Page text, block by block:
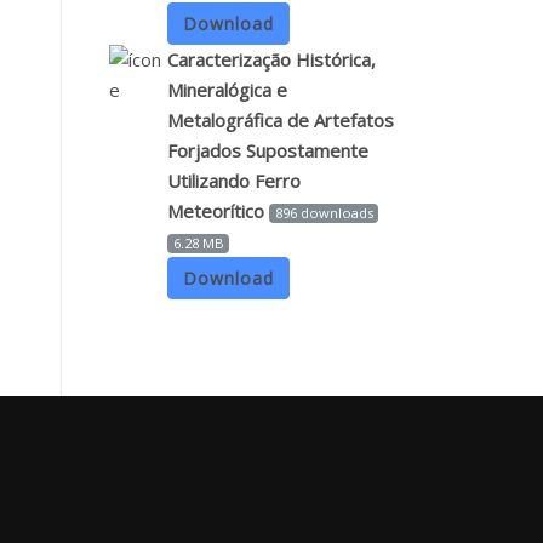
Download
Caracterização Histórica,
Mineralógica e
Metalográfica de Artefatos
Forjados Supostamente
Utilizando Ferro
Meteorítico
896 downloads
6.28 MB
Download